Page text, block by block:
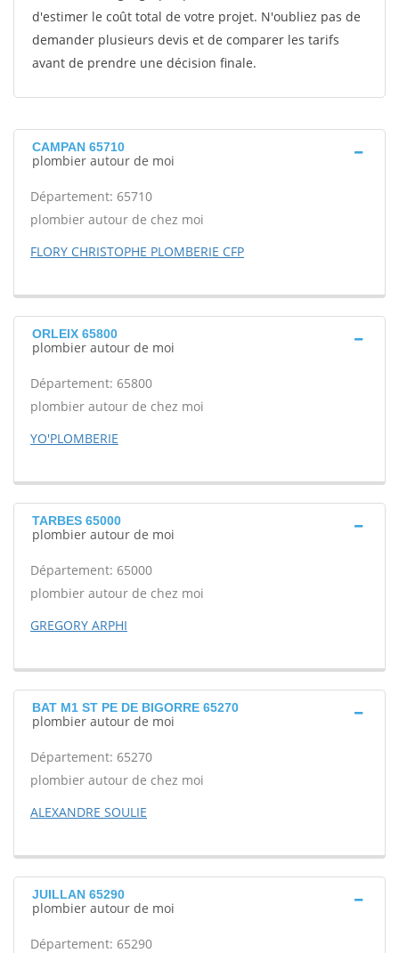
d'estimer le coût total de votre projet. N'oubliez pas de
demander plusieurs devis et de comparer les tarifs
avant de prendre une décision finale.
CAMPAN 65710
plombier autour de moi
Département: 65710
plombier autour de chez moi
FLORY CHRISTOPHE PLOMBERIE CFP
ORLEIX 65800
plombier autour de moi
Département: 65800
plombier autour de chez moi
YO'PLOMBERIE
TARBES 65000
plombier autour de moi
Département: 65000
plombier autour de chez moi
GREGORY ARPHI
BAT M1 ST PE DE BIGORRE 65270
plombier autour de moi
Département: 65270
plombier autour de chez moi
ALEXANDRE SOULIE
JUILLAN 65290
plombier autour de moi
Département: 65290